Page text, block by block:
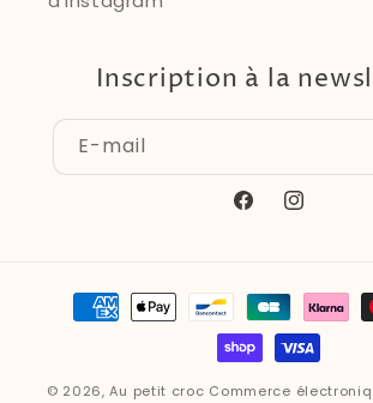
Inscription à la
E-mail
FacebookInstagram
Moyens
© 2026,Au petit croc Commerce